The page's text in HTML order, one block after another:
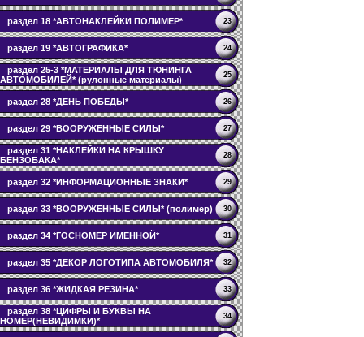
раздел 18 *АВТОНАКЛЕЙКИ ПОЛИМЕР* 23
раздел 19 *АВТОГРАФИКА* 24
раздел 25-3 *МАТЕРИАЛЫ ДЛЯ ТЮНИНГА
АВТОМОБИЛЕЙ* (рулонные материалы)
25
раздел 28 *ДЕНЬ ПОБЕДЫ* 26
раздел 29 *ВООРУЖЕННЫЕ СИЛЫ* 27
раздел 31 *НАКЛЕЙКИ НА КРЫШКУ
БЕНЗОБАКА*
28
раздел 32 *ИНФОРМАЦИОННЫЕ ЗНАКИ* 29
раздел 33 *ВООРУЖЕННЫЕ СИЛЫ* (полимер) 30
раздел 34 *ГОСНОМЕР ИМЕННОЙ* 31
раздел 35 *ДЕКОР ЛОГОТИПА АВТОМОБИЛЯ* 32
раздел 36 *ЖИДКАЯ РЕЗИНА* 33
раздел 38 *ЦИФРЫ И БУКВЫ НА
НОМЕР(НЕВИДИМКИ)*
34